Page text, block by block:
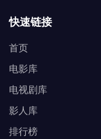
快速链接
首页
电影库
电视剧库
影人库
排行榜